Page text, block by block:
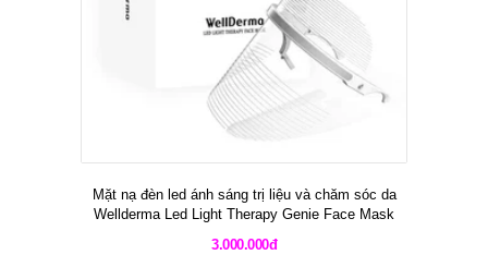
Mặt nạ đèn led ánh sáng trị liệu và chăm sóc da
Wellderma Led Light Therapy Genie Face Mask
3.000.000đ